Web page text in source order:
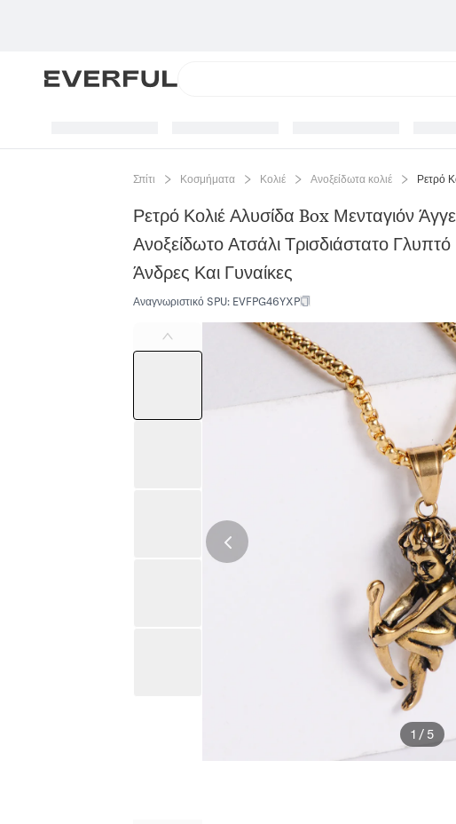
Σπίτι Κοσμήματα Κολιέ Ανοξείδωτα κολιέ
Ρετρό Κολιέ Αλυσίδα Box Μενταγιόν
Ανοξείδωτο Ατσάλι Τρισδιάστατο
Άνδρες Και Γυναίκες
Αναγνωριστικό SPU: EVFPG46YXP
1 / 5